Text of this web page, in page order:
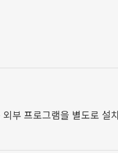
부 프로그램을 별도로 설